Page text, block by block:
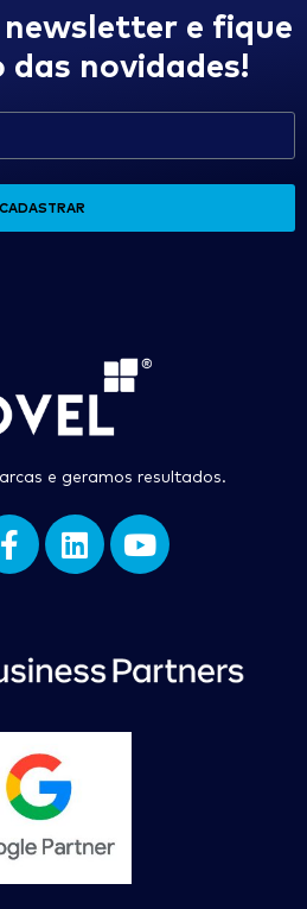
newsletter e fique
novidades!
CADASTRAR
e geramos resultados.